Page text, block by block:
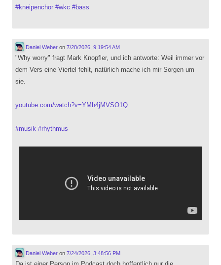
#kneipenchor #wkc #bass
Daniel Weberon 7/28/2026, 9:19:54 AM
"Why worry" fragt Mark Knopfler, und ich antworte: Weil immer vor
dem Vers eine Viertel fehlt, natürlich mache ich mir Sorgen um
sie.
youtube.com/watch?v=YMh4jMVSO1Q
#musik #rhythmus
Daniel Weberon 7/24/2026, 3:48:56 PM